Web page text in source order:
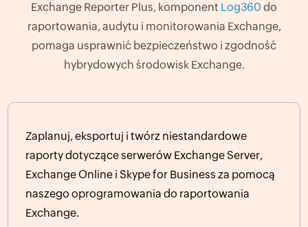
Exchange Reporter Plus, komponent Log360 do
raportowania, audytu i monitorowania Exchange,
pomaga usprawnić bezpieczeństwo i zgodność
hybrydowych środowisk Exchange.
Zaplanuj, eksportuj i twórz niestandardowe
raporty dotyczące serwerów Exchange Server,
Exchange Online i Skype for Business za pomocą
naszego oprogramowania do raportowania
Exchange.